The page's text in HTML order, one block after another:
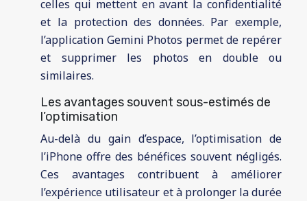
celles qui mettent en avant la confidentialité
et la protection des données. Par exemple,
l’application Gemini Photos permet de repérer
et supprimer les photos en double ou
similaires.
Les avantages souvent sous-estimés de
l’optimisation
Au-delà du gain d’espace, l’optimisation de
l’iPhone offre des bénéfices souvent négligés.
Ces avantages contribuent à améliorer
l’expérience utilisateur et à prolonger la durée